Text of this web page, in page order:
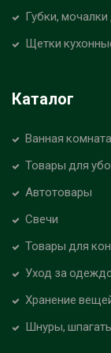
Губки,
Щетки
Каталог
Ванная комната
Товары для
Автотовары
Свечи
Товары для
Уход за
Хранение
Шнуры,